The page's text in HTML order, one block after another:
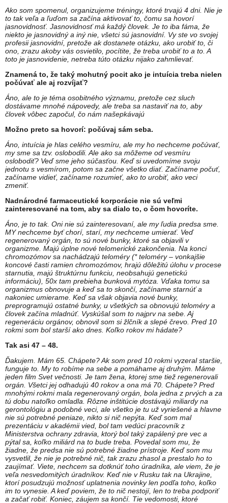
Ako som spomenul, organizujeme tréningy, ktoré trvajú 4 dni. Nie je
to tak veľa a ľuďom sa začína aktivovať to, čomu sa hovorí
jasnovidnosť. Jasnovidnosť má každý človek. Je to iba fáma, že
niekto je jasnovidný a iný nie, všetci sú jasnovidní. Vy ste vo svojej
profesii jasnovidní, pretože ak dostanete otázku, ako urobiť to, či
ono, zrazu akoby vás osvietilo, pocítite, že treba urobiť to a to. A
toto je jasnovidenie, netreba túto otázku nijako zahmlievať.
Znamená to, že taký mohutný pocit ako je intuícia treba nielen
počúvať ale aj rozvíjať?
Áno, ale to je téma osobitného významu, pretože cez sluch
dostávame mnohé nápovedy, ale treba sa nastaviť na to, aby
človek vôbec započul, čo nám našepkávajú
Možno preto sa hovorí: počúvaj sám seba.
Áno, intuícia je hlas celého vesmíru, ale my ho nechceme počúvať,
my sme sa tzv. oslobodili. Ale ako sa môžeme od vesmíru
oslobodiť? Veď sme jeho súčasťou. Keď si uvedomíme svoju
jednotu s vesmírom, potom sa začne všetko diať. Začíname počuť,
začíname vidieť, začíname rozumieť, ako to urobiť, ako veci
zmeniť.
Nadnárodné farmaceutické korporácie nie sú veľmi
zainteresované na tom, aby sa dialo to, o čom hovoríte.
Áno, je to tak. Oni nie sú zainteresovaní, ale my ľudia predsa sme.
MY nechceme byť chorí, starí, my nechceme umierať. Veď
regenerovaný orgán, to sú nové bunky, ktoré sa objavili v
organizme. Majú úplne nové telomerické zakončenia. Na konci
chromozómov sa nachádzajú teloméry (* teloméry – vonkajšie
koncové časti ramien chromozómov, hrajú dôležitú úlohu v procese
starnutia, majú štruktúrnu funkciu, neobsahujú genetickú
informáciu), 50x tam prebieha bunková mytóza. Vďaka tomu sa
organizmus obnovuje a keď sa to skončí, začíname starnúť a
nakoniec umierame. Keď sa však objavia nové bunky,
preprogramujú ostatné bunky, u všetkých sa obnovujú teloméry a
človek začína mladnúť. Vyskúšal som to najprv na sebe. Aj
regeneráciu orgánov, obnovil som si žlčník a slepé črevo. Pred 10
rokmi som bol starší ako dnes. Koľko rokov mi hádate?
Tak asi 47 – 48.
Ďakujem. Mám 65. Chápete? Ak som pred 10 rokmi vyzeral staršie,
funguje to. My to robíme na sebe a pomáhame aj druhým. Máme
jeden film Svet večnosti. Je tam žena, ktorej sme tiež regenerovali
orgán. Všetci jej odhadujú 40 rokov a ona má 70. Chápete? Pred
mnohými rokmi mala regenerovaný orgán, bola jedna z prvých a za
tú dobu natoľko omladla. Rôzne inštitúcie dostávajú miliardy na
gerontológiu a podobné veci, ale všetko je tu už vyriešené a hlavne
nie sú potrebné peniaze, nikto si nič nepýta. Keď som mal
prezentáciu v akadémii vied, bol tam vedúci pracovník z
Ministerstva ochrany zdravia, ktorý bol taký zapálený pre vec a
pýtal sa, koľko miliárd na to bude treba. Povedal som mu, že
žiadne, že predsa nie sú potrebné žiadne prístroje. Keď som mu
vysvetlil, že nie je potrebné nič, tak zrazu zhasol a prestalo ho to
zaujímať. Viete, nechcem sa dotknúť toho úradníka, ale viem, že je
veľa nesvedomitých úradníkov. Keď nie v Rusku tak na Ukrajine,
ktorí posudzujú možnosť uplatnenia novinky len podľa toho, koľko
im to vynesie. A keď poviem, že to nič nestojí, len to treba podporiť
a začať robiť. Koniec, záujem sa končí. Tie vedomosti, ktoré